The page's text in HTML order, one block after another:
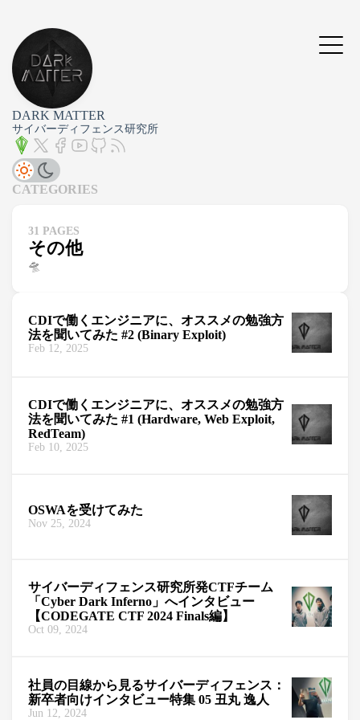
DARK MATTER
サイバーディフェンス研究所
CATEGORIES
31 PAGES
その他
🛸
CDIで働くエンジニアに、オススメの勉強方
法を聞いてみた #2 (Binary Exploit)
Feb 12, 2025
CDIで働くエンジニアに、オススメの勉強方
法を聞いてみた #1 (Hardware, Web Exploit,
RedTeam)
Feb 10, 2025
OSWAを受けてみた
Nov 25, 2024
サイバーディフェンス研究所発CTFチーム
「Cyber Dark Inferno」へインタビュー
【CODEGATE CTF 2024 Finals編】
Oct 09, 2024
社員の目線から見るサイバーディフェンス：
新卒者向けインタビュー特集 05 丑丸 逸人
Jun 12, 2024